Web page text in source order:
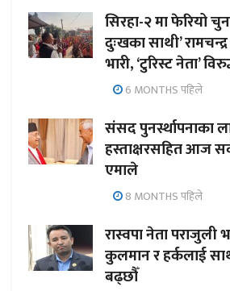
सिरहा-२ मा फेरियो
दुःखका साथी’
भारी, ‘टुरिस्ट नेता’
6 MONTHS पहिले
संसद पुनर्स्थापनाका
हस्ताक्षरसहित आज
एमाले
8 MONTHS पहिले
रास्वपा नेता
कुलमान र हर्कलाई
बढ्छौँ